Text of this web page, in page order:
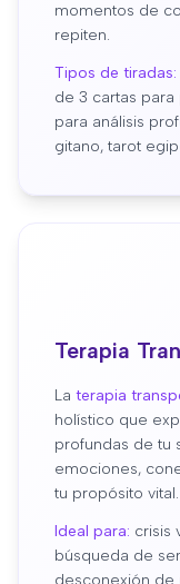
momentos de
repiten.
Tipos de tiradas:
de 3 cartas
para análisis
gitano, tarot
Terapia
La terapia
holístico que
profundas de tu
emociones,
tu propósito vital.
Ideal para: crisis
búsqueda de
desconexión de